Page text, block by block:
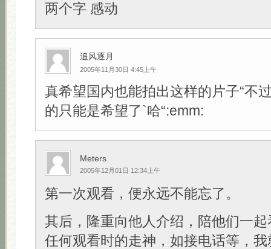
两个字 感动
追风逐月
2005年11月30日 4:45上午
真希望国内也能拍出这样的片子“不
的只能是希望了`哈“:emm:
Meters
2005年12月01日 12:34上午
第一次观看，便永远不能忘了。
其后，隆重向他人介绍，陪他们一
任何观看时的走神，如接电话等，